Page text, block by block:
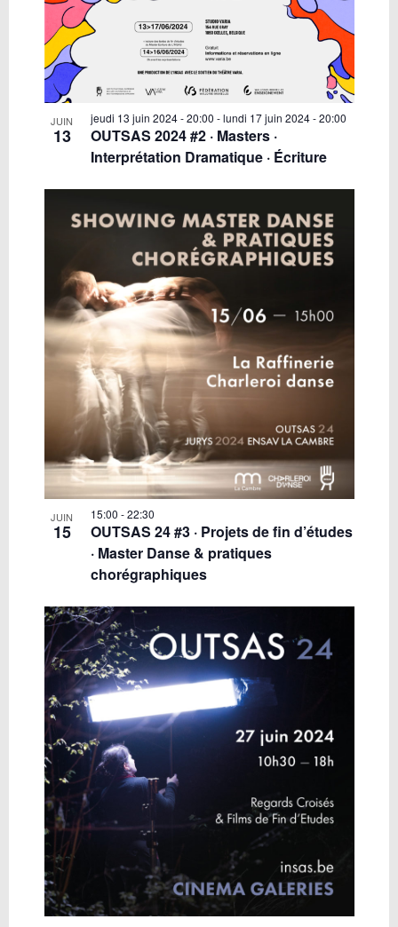
JUIN
13
jeudi 13 juin 2024 - 20:00 -lundi 17 juin 2024 - 20:00
OUTSAS 2024 #2 · Masters ·
Interprétation Dramatique · Écriture
JUIN
15
15:00 -22:30
OUTSAS 24 #3 · Projets de fin d’études
· Master Danse & pratiques
chorégraphiques